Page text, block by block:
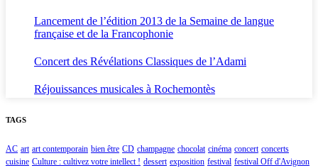
Lancement de l’édition 2013 de la Semaine de langue
française et de la Francophonie
Concert des Révélations Classiques de l’Adami
Réjouissances musicales à Rochemontès
TAGS
AC art art contemporain bien être CD champagne chocolat cinéma concert concerts
cuisine Culture : cultivez votre intellect ! dessert exposition festival festival Off d'Avignon